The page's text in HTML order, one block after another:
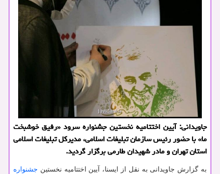
جاویدانی: آیین اختتامیه نخستین جشنواره سرود «رفیق خوشبخت
ما» با حضور رئیس سازمان تبلیغات اسلامی، مدیرکل تبلیغات اسلامی
استان تهران و مادر شهیدان طارمی برگزار گردید.
به گزارش جاویدانی به نقل از ایسنا، آیین اختتامیه نخستین جشنواره